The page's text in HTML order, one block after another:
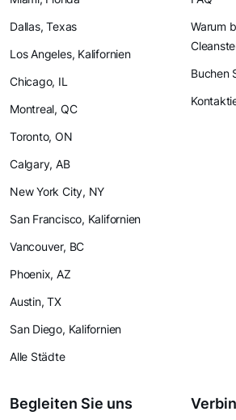
Dallas, Texas
Los Angeles, Kalifornien
Chicago, IL
Montreal, QC
Toronto, ON
Calgary, AB
New York City, NY
San Francisco, Kalifornien
Vancouver, BC
Phoenix, AZ
Austin, TX
San Diego, Kalifornien
Alle Städte
Warum
Buchen
Begleiten Sie uns